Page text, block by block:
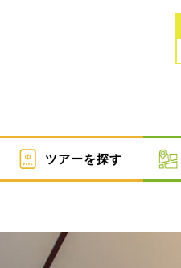
ツアーを探す